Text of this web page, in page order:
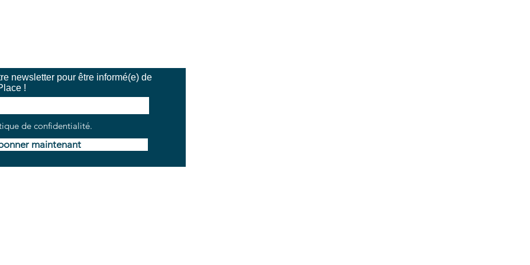
newsletter pour être informé(e) de
!
de confidentialité.
maintenant